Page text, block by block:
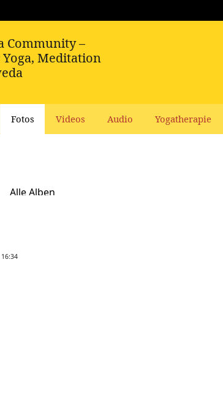
Fotos Videos Audio Yogatherapie
Alle Alben